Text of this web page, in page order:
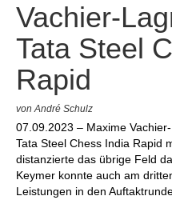
Vachier-
Tata Steel
Rapid
von André Schulz
07.09.2023 – Maxime
Tata Steel Chess India Rapid
distanzierte das übrige Feld
Keymer konnte auch am
Leistungen in den